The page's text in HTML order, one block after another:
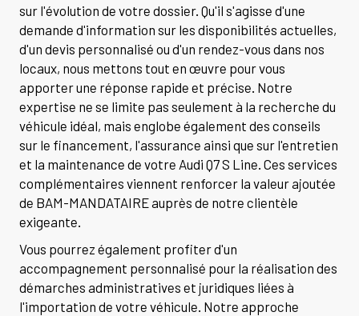
sur l'évolution de votre dossier. Qu'il s'agisse d'une
demande d'information sur les disponibilités actuelles,
d'un devis personnalisé ou d'un rendez-vous dans nos
locaux, nous mettons tout en œuvre pour vous
apporter une réponse rapide et précise. Notre
expertise ne se limite pas seulement à la recherche du
véhicule idéal, mais englobe également des conseils
sur le financement, l'assurance ainsi que sur l'entretien
et la maintenance de votre Audi Q7 S Line. Ces services
complémentaires viennent renforcer la valeur ajoutée
de BAM-MANDATAIRE auprès de notre clientèle
exigeante.
Vous pourrez également profiter d'un
accompagnement personnalisé pour la réalisation des
démarches administratives et juridiques liées à
l'importation de votre véhicule. Notre approche